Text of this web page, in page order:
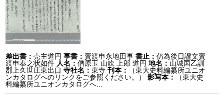
差出書：売主道円 事書：賣渡申永地田事 書止：仍為後日證文賣
渡申奉之状如件 人名：僧原玉 山吹 上郎 道円 地名： 山城国乙訓
郡上久世庄東出口 寺社名：東寺 刊本：
（東大史料編纂所ユニオ
ンカタログへのリンクをご参照ください。）
影写本：
（東大史
料編纂所ユニオンカタログへ...